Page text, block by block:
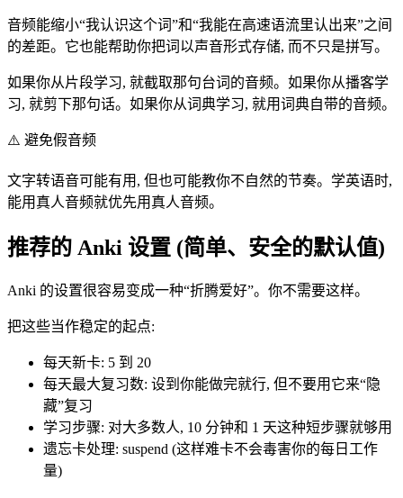
音频能缩小“我认识这个词”和“我能在高速语流里认出来”之间
的差距。它也能帮助你把词以声音形式存储, 而不只是拼写。
如果你从片段学习, 就截取那句台词的音频。如果你从播客学
习, 就剪下那句话。如果你从词典学习, 就用词典自带的音频。
⚠️ 避免假音频
文字转语音可能有用, 但也可能教你不自然的节奏。学英语时,
能用真人音频就优先用真人音频。
推荐的 Anki 设置 (简单、安全的默认值)
Anki 的设置很容易变成一种“折腾爱好”。你不需要这样。
把这些当作稳定的起点:
每天新卡: 5 到 20
每天最大复习数: 设到你能做完就行, 但不要用它来“隐
藏”复习
学习步骤: 对大多数人, 10 分钟和 1 天这种短步骤就够用
遗忘卡处理: suspend (这样难卡不会毒害你的每日工作
量)